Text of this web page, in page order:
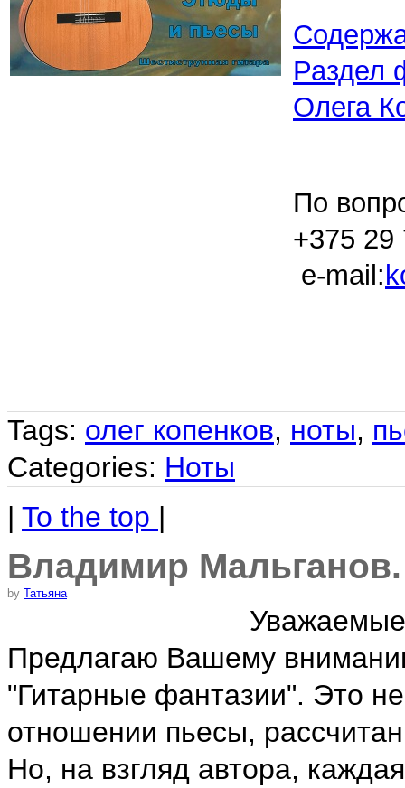
Раздел
Олега
По
+375 29
e-mail:
Tags: олег копенков, ноты,
Categories: Ноты
| To the top |
Владимир
by Татьяна
Уважаемые
Предлагаю Вашему
"Гитарные фантазии". Это
отношении пьесы,
Но, на взгляд автора,